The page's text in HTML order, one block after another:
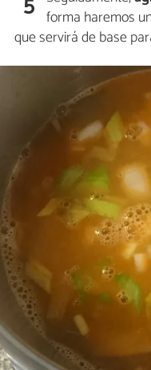
forma haremos
que servirá de base